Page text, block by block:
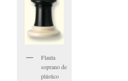
Flauta
soprano de
plástico